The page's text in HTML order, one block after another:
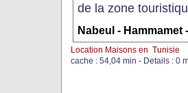
de la zone
Nabeul - Hammamet
Location Maisons en Tunisie
cache : 54,04 min - Details : 0